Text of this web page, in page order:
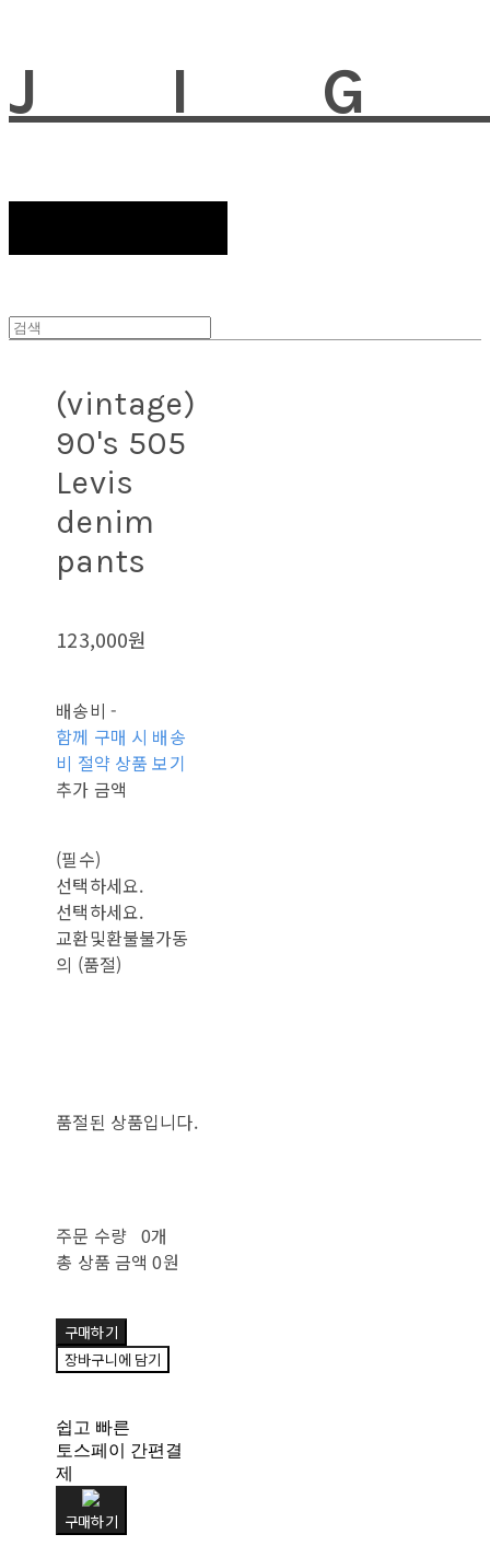
(vintage)
90's 505
Levis
denim
pants
123,000원
배송비 -
함께 구매 시 배송
비 절약 상품 보기
추가 금액
(필수)
선택하세요.
선택하세요.
교환및환불불가동
의 (품절)
품절된 상품입니다.
주문 수량 0개
총 상품 금액 0원
구매하기
장바구니에 담기
쉽고 빠른
토스페이 간편결
제
구매하기